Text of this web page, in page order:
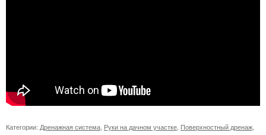
Категории: Дренажная система Руки на дачном участке Поверхностный дренаж